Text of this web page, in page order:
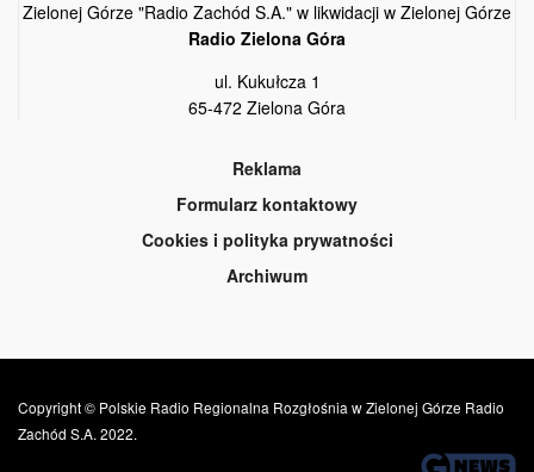
Zielonej Górze "Radio Zachód S.A." w likwidacji w Zielonej Górze
Radio Zielona Góra
ul. Kukułcza 1
65-472 Zielona Góra
Reklama
Formularz kontaktowy
Cookies i polityka prywatności
Archiwum
Copyright © Polskie Radio Regionalna Rozgłośnia w Zielonej Górze Radio
Zachód S.A. 2022.